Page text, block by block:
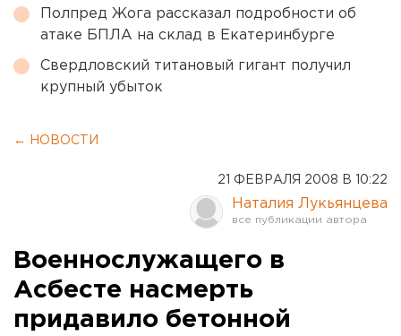
Полпред Жога рассказал подробности об
атаке БПЛА на склад в Екатеринбурге
Свердловский титановый гигант получил
крупный убыток
← НОВОСТИ
21 ФЕВРАЛЯ 2008 В 10:22
Наталия Лукьянцева
Военнослужащего в
Асбесте насмерть
придавило бетонной